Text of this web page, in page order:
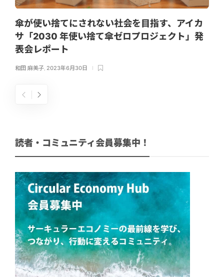
傘が使い捨てにされない社会を目指す、アイカ
サ「2030 年使い捨て傘ゼロプロジェクト」発
表会レポート
和田 麻美子, 2023年6月30日
読者・コミュニティ会員募集中！